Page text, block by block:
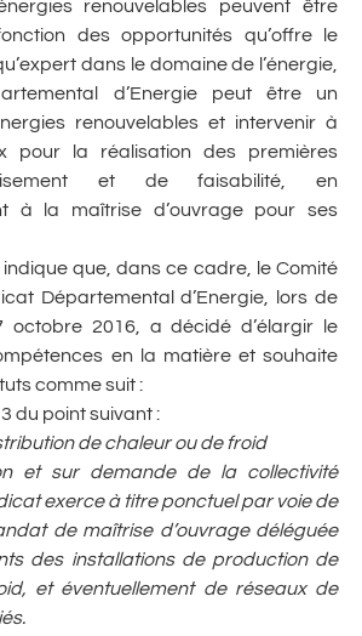
renouvelables peuvent être
des opportunités qu’offre le
dans le domaine de l’énergie,
d’Energie peut être un
renouvelables et intervenir à
pour la réalisation des premières
et de faisabilité, en
à la maîtrise d’ouvrage pour ses
indique que, dans ce cadre, le Comité
Départemental d’Energie, lors de
octobre 2016, a décidé d’élargir le
en la matière et souhaite
comme suit :
du point suivant :
de chaleur ou de froid
et sur demande de la collectivité
exerce à titre ponctuel par voie de
de maîtrise d’ouvrage déléguée
des installations de production de
et éventuellement de réseaux de